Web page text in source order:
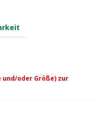
und/oder Größe) zur